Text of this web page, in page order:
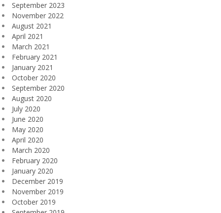
September 2023
November 2022
August 2021
April 2021
March 2021
February 2021
January 2021
October 2020
September 2020
August 2020
July 2020
June 2020
May 2020
April 2020
March 2020
February 2020
January 2020
December 2019
November 2019
October 2019